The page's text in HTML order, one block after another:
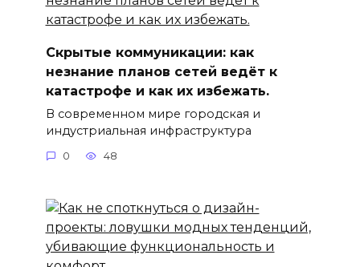
Скрытые коммуникации: как
незнание планов сетей ведёт к
катастрофе и как их избежать.
В современном мире городская и
индустриальная инфраструктура
0 48